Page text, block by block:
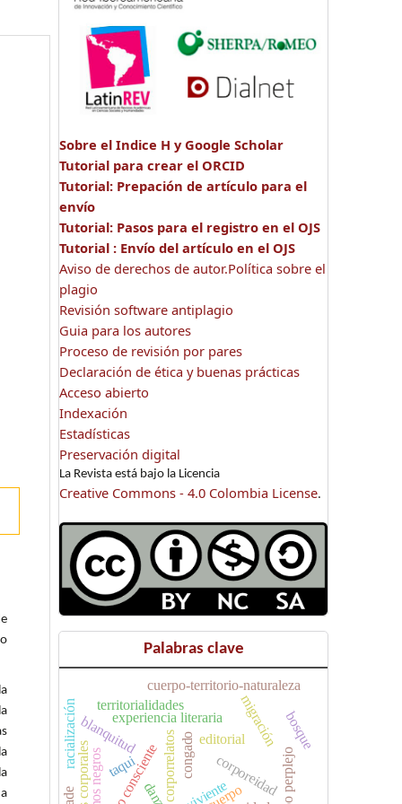
Sobre el Indice H y Google Scholar
Tutorial para crear el ORCID
Tutorial: Prepación de artículo para el
envío
Tutorial: Pasos para el registro en el OJS
Tutorial : Envío del artículo en el OJS
Aviso de derechos de autor.Política sobre el
plagio
Revisión software antiplagio
Guia para los autores
Proceso de revisión por pares
Declaración de ética y buenas prácticas
Acceso abierto
Indexación
Estadísticas
Preservación digital
La Revista está bajo la Licencia
Creative Commons - 4.0 Colombia License.
Palabras clave
editorial
corporrelatos corporeidad
experiencia literaria
e
blanquitud
racialización
cuerpo
migración
territorialidades
cuerpo-territorio-naturaleza
congado
reinos negros
bosque
taqui